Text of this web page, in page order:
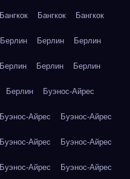
Бангкок Бангкок Бангкок
Берлин Берлин Берлин
Берлин Берлин Берлин
Берлин Буэнос-Айрес
Буэнос-Айрес Буэнос-Айрес
Буэнос-Айрес Буэнос-Айрес
Буэнос-Айрес Буэнос-Айрес